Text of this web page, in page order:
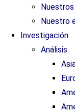
Nuestro
Investigación
Análisis